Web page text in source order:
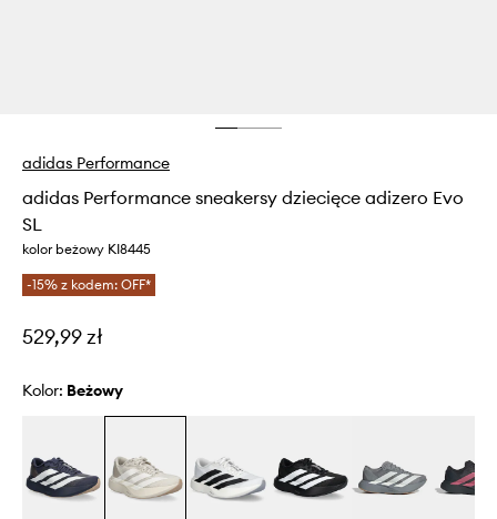
adidas Performance
adidas Performance sneakersy dziecięce adizero Evo
SL
kolor beżowy KI8445
-15% z kodem: OFF*
529,99 zł
Kolor: beżowy